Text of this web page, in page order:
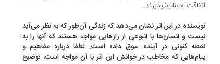
اجتناب‌ناپذیرند.
در این اثر نشان می‌دهد که زندگی آن‌طور که به نظر می‌آید
و انسان‌ها با انبوهی از رازهایی مواجه هستند که آنها را به
کنونی در آینده سوق داده است. لطفا درباره مفاهیم و
که مخاطب در خوانش این اثر با آن مواجه است، توضیح